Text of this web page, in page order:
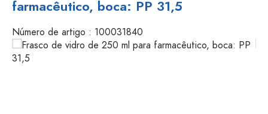
farmacêutico, boca: PP 31,5
Número de artigo : 100031840